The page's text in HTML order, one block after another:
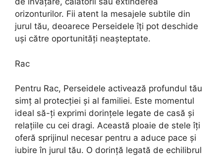
orizonturilor. Fii atent la mesajele subtile din
jurul tău, deoarece Perseidele îți pot deschide
uși către oportunități neașteptate.
Rac
Pentru Rac, Perseidele activează profundul tău
simț al protecției și al familiei. Este momentul
ideal să-ți exprimi dorințele legate de casă și
relațiile cu cei dragi. Această ploaie de stele îți
oferă sprijinul necesar pentru a aduce pace și
iubire în jurul tău. O dorință legată de echilibrul